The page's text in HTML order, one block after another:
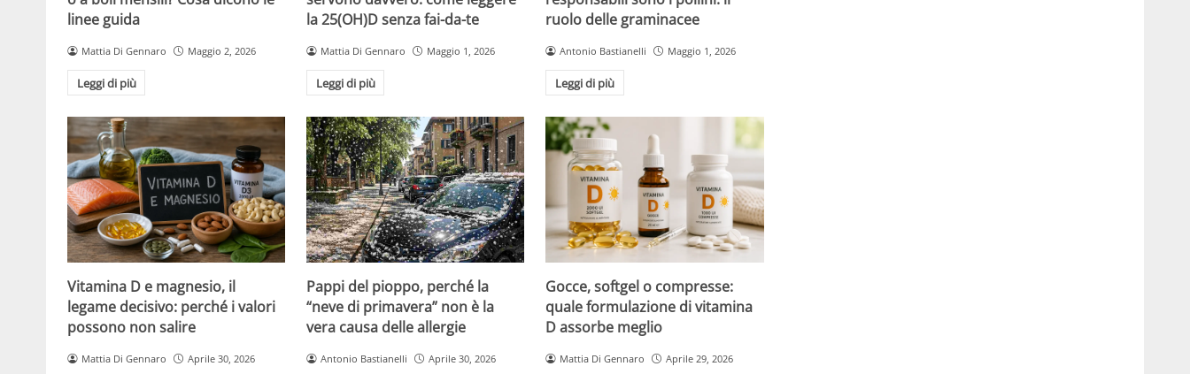
linee guida
Mattia Di Gennaro Maggio 2, 2026
Leggi di più
la 25(OH)D senza fai-da-te
Mattia Di Gennaro Maggio 1, 2026
Leggi di più
ruolo delle graminacee
Antonio Bastianelli Maggio 1, 2026
Leggi di più
Vitamina D e magnesio, il
legame decisivo: perché i valori
possono non salire
Mattia Di Gennaro Aprile 30, 2026
Pappi del pioppo, perché la
“neve di primavera” non è la
vera causa delle allergie
Antonio Bastianelli Aprile 30, 2026
Gocce, softgel o compresse:
quale formulazione di vitamina
D assorbe meglio
Mattia Di Gennaro Aprile 29, 2026